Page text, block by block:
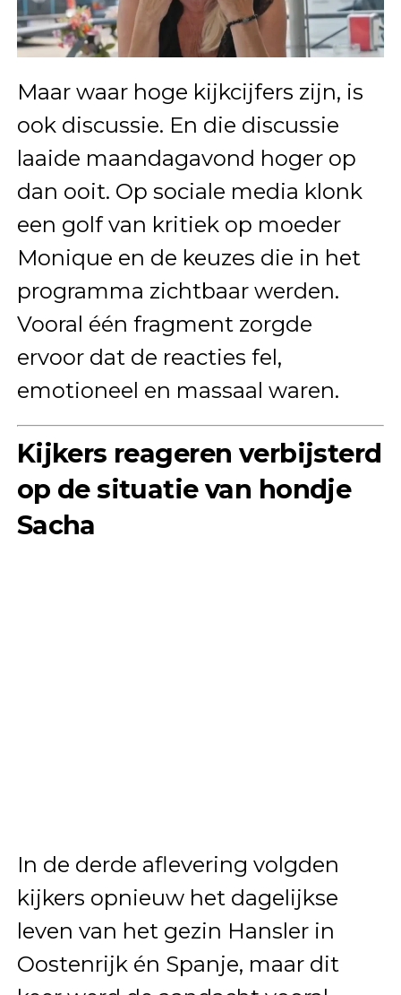
Maar waar hoge kijkcijfers zijn, is
ook discussie. En die discussie
laaide maandagavond hoger op
dan ooit. Op sociale media klonk
een golf van kritiek op moeder
Monique en de keuzes die in het
programma zichtbaar werden.
Vooral één fragment zorgde
ervoor dat de reacties fel,
emotioneel en massaal waren.
Kijkers reageren verbijsterd
op de situatie van hondje
Sacha
In de derde aflevering volgden
kijkers opnieuw het dagelijkse
leven van het gezin Hansler in
Oostenrijk én Spanje, maar dit